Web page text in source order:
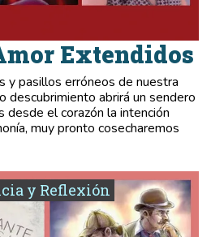
Extendidos
y pasillos erróneos de nuestra
descubrimiento abrirá un sendero
desde el corazón la intención
muy pronto cosecharemos
y Reflexión